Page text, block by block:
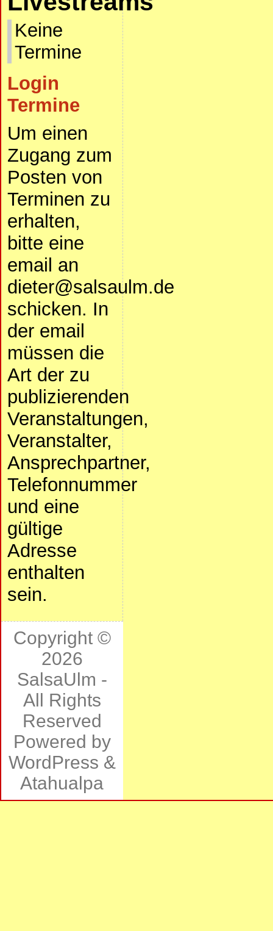
Keine
Termine
Login
Termine
Um einen
Zugang zum
Posten von
Terminen zu
erhalten,
bitte eine
email an
dieter@salsaulm.de
schicken. In
der email
müssen die
Art der zu
publizierenden
Veranstaltungen,
Veranstalter,
Ansprechpartner,
Telefonnummer
und eine
gültige
Adresse
enthalten
sein.
Copyright ©
2026
SalsaUlm -
All Rights
Reserved
Powered by
WordPress &
Atahualpa